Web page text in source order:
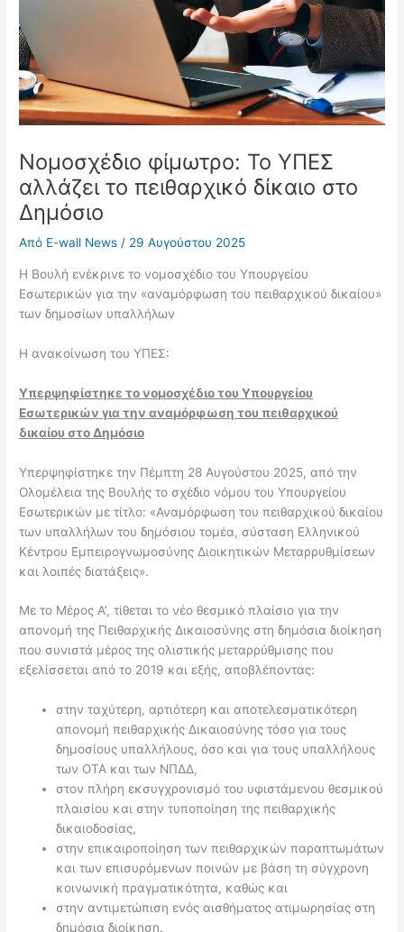
Νομοσχέδιο φίμωτρο: Το ΥΠΕΣ
αλλάζει το πειθαρχικό δίκαιο στο
Δημόσιο
Από E-wall News/ 29 Αυγούστου 2025
Η Βουλή ενέκρινε το νομοσχέδιο του Υπουργείου
Εσωτερικών για την «αναμόρφωση του πειθαρχικού δικαίου»
των δημοσίων υπαλλήλων
Η ανακοίνωση του ΥΠΕΣ:
Υπερψηφίστηκε το νομοσχέδιο του Υπουργείου
Εσωτερικών για την αναμόρφωση του πειθαρχικού
δικαίου στο Δημόσιο
Υπερψηφίστηκε την Πέμπτη 28 Αυγούστου 2025, από την
Ολομέλεια της Βουλής το σχέδιο νόμου του Υπουργείου
Εσωτερικών με τίτλο: «Αναμόρφωση του πειθαρχικού δικαίου
των υπαλλήλων του δημόσιου τομέα, σύσταση Ελληνικού
Κέντρου Εμπειρογνωμοσύνης Διοικητικών Μεταρρυθμίσεων
και λοιπές διατάξεις».
Με το Μέρος Α’, τίθεται το νέο θεσμικό πλαίσιο για την
απονομή της Πειθαρχικής Δικαιοσύνης στη δημόσια διοίκηση
που συνιστά μέρος της ολιστικής μεταρρύθμισης που
εξελίσσεται από το 2019 και εξής, αποβλέποντας:
στην ταχύτερη, αρτιότερη και αποτελεσματικότερη
απονομή πειθαρχικής Δικαιοσύνης τόσο για τους
δημοσίους υπαλλήλους, όσο και για τους υπαλλήλους
των ΟΤΑ και των ΝΠΔΔ,
στον πλήρη εκσυγχρονισμό του υφιστάμενου θεσμικού
πλαισίου και στην τυποποίηση της πειθαρχικής
δικαιοδοσίας,
στην επικαιροποίηση των πειθαρχικών παραπτωμάτων
και των επισυρόμενων ποινών με βάση τη σύγχρονη
κοινωνική πραγματικότητα, καθώς και
στην αντιμετώπιση ενός αισθήματος ατιμωρησίας στη
δημόσια διοίκηση.